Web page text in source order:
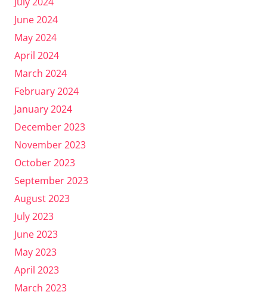
June 2024
May 2024
April 2024
March 2024
February 2024
January 2024
December 2023
November 2023
October 2023
September 2023
August 2023
July 2023
June 2023
May 2023
April 2023
March 2023